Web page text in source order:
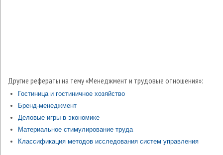
Другие рефераты на тему «Менеджмент и трудовые отношения»:
Гостиница и гостиничное хозяйство
Бренд-менеджмент
Деловые игры в экономике
Материальное стимулирование труда
Классификация методов исследования систем управления